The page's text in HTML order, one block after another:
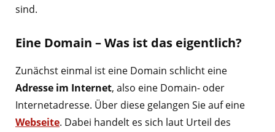
sind.
Eine Domain – Was ist das eigentlich?
Zunächst einmal ist eine Domain schlicht eine
Adresse im Internet, also eine Domain- oder
Internetadresse. Über diese gelangen Sie auf eine
Webseite. Dabei handelt es sich laut Urteil des